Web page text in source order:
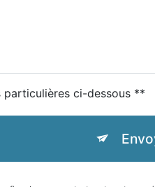
ci-dessous **